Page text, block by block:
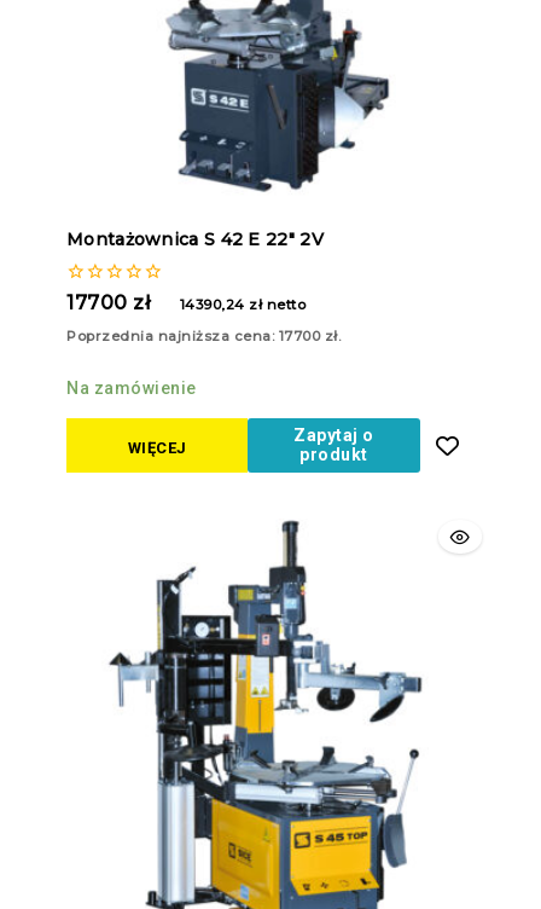
Montażownica S 42 E 22″ 2V
0
5
17700 zł 14390,24 złnetto
Poprzednia najniższa cena: 17700 zł.
Na zamówienie
WIĘCEJ
Zapytaj o
produkt